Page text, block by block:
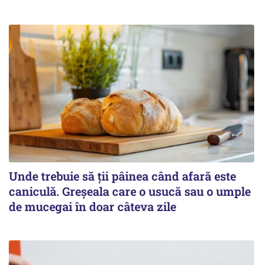
Unde trebuie să ții pâinea când afară este
caniculă. Greșeala care o usucă sau o umple
de mucegai în doar câteva zile